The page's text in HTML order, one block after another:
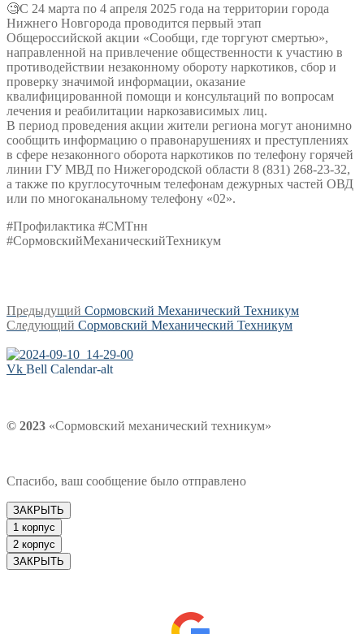
🧐С 24 марта по 4 апреля 2025 года на территории города
Нижнего Новгорода проводится первый этап
Общероссийской акции «Сообщи, где торгуют смертью»,
направленной на привлечение общественности к участию в
противодействии незаконному обороту наркотиков, сбор и
проверку значимой информации, оказание
квалифицированной помощи и консультаций по вопросам
лечения и реабилитации наркозависимых лиц.
В период проведения акции жители региона могут анонимно
сообщить информацию о правонарушениях и преступлениях
в сфере незаконного оборота наркотиков по телефону горячей
линии ГУ МВД по Нижегородской области 8 (831) 268-23-32,
а также по круглосуточным телефонам дежурных частей ОВД
или по многоканальному телефону «02».
#Профилактика #СМТнн
#СормовскийМеханическийТехникум
Навигация
по
записям
Предыдущий Предыдущая
запись:
Сормовский Механический Техникум
Следующий Следующая
Сормовский Механический Техникум
Vk Bell Calendar-alt
© 2023 «Сормовский механический техникум»
Спасибо, ваш сообщение было отправлено
ЗАКРЫТЬ
1 корпус
2 корпус
ЗАКРЫТЬ